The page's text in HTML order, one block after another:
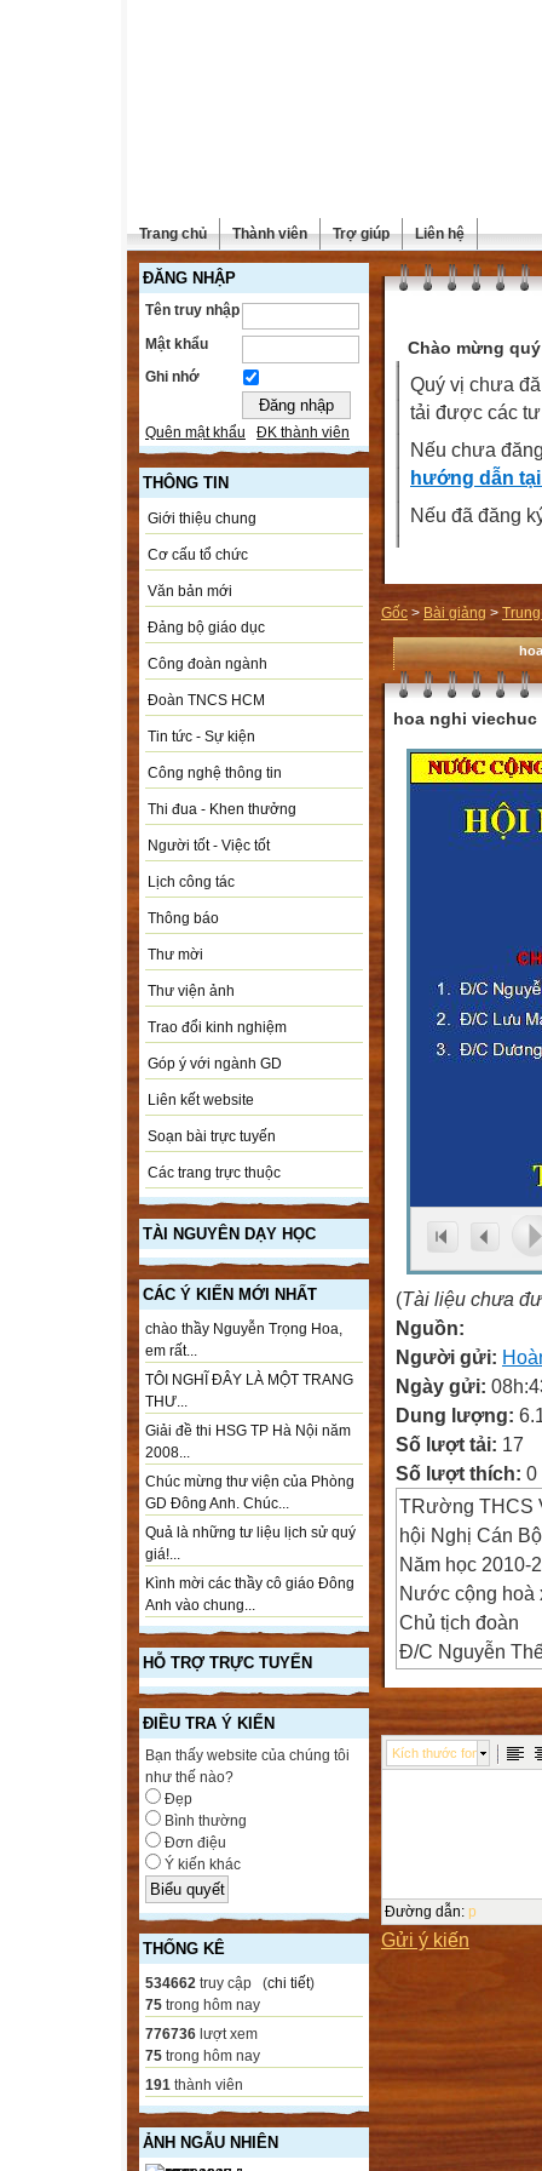
Trang chủ Thành viên Trợ giúp Liên hệ
ĐĂNG NHẬP
Tên truy nhập
Mật khẩu
Ghi nhớ
Quên mật khẩu ĐK thành viên
THÔNG TIN
Giới thiệu chung
Cơ cấu tổ chức
Văn bản mới
Đảng bộ giáo dục
Công đoàn ngành
Đoàn TNCS HCM
Tin tức - Sự kiện
Công nghệ thông tin
Thi đua - Khen thưởng
Người tốt - Việc tốt
Lịch công tác
Thông báo
Thư mời
Thư viện ảnh
Trao đổi kinh nghiệm
Góp ý với ngành GD
Liên kết website
Soạn bài trực tuyến
Các trang trực thuộc
TÀI NGUYÊN DẠY HỌC
CÁC Ý KIẾN MỚI NHẤT
chào thầy Nguyễn Trọng Hoa,
em rất...
TÔI NGHĨ ĐÂY LÀ MỘT TRANG
THƯ...
Giải đề thi HSG TP Hà Nội năm
2008...
Chúc mừng thư viện của Phòng
GD Đông Anh. Chúc...
Quả là những tư liệu lịch sử quý
giá!...
Kình mời các thầy cô giáo Đông
Anh vào chung...
HỖ TRỢ TRỰC TUYẾN
ĐIỀU TRA Ý KIẾN
Bạn thấy website của chúng tôi
như thế nào?
Đẹp
Bình thường
Đơn điệu
Ý kiến khác
THỐNG KÊ
534662 truy cập (chi tiết)
75 trong hôm nay
776736 lượt xem
75 trong hôm nay
191 thành viên
ẢNH NGẪU NHIÊN
Chào mừng
Quý vị chưa
tải được các
Nếu chưa
hướng dẫn
Nếu đã đăng
Gốc > Bài giảng >
hoa nghi viechuc
(Tài liệu chưa
Nguồn:
Người gửi:
Ngày gửi:
Dung lượng:
Số lượt tải: 17
Số lượt thích: 0
TRường THCS
hội Nghị Cán
Năm học 2010-
Nước cộng hoà
Chủ tịch đoàn
Đ/C Nguyễn
Đ/C Dương
Thư ký đoàn
Đ/C Nguyễn
Nước cộng hoà
TRường THCS
TRường THCS
hội Nghị Cán
Năm học 2010-
Nước cộng hoà
Kích thước font
Đường dẫn: p
Gửi ý kiến